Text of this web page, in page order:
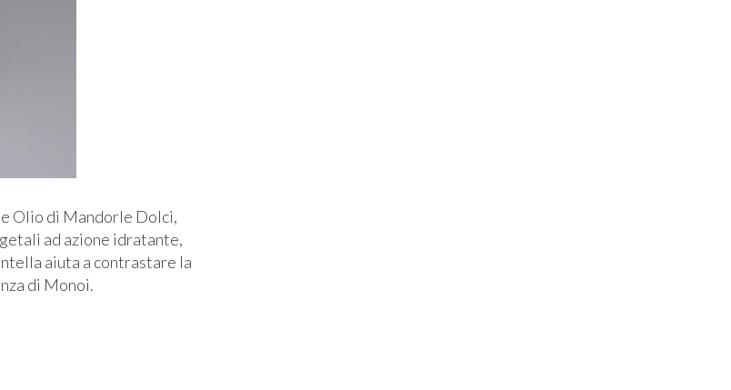
Olio di Mandorle Dolci,
ad azione idratante,
aiuta a contrastare la
di Monoi.